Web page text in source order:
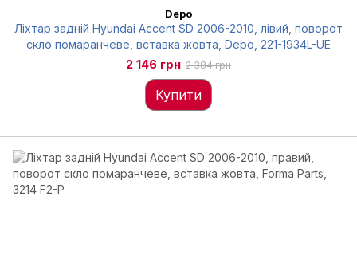
Depo
Ліхтар задній Hyundai Accent SD 2006-2010, лівий, поворот
скло помаранчеве, вставка жовта, Depo, 221-1934L-UE
2 146 грн 2 384 грн
Купити